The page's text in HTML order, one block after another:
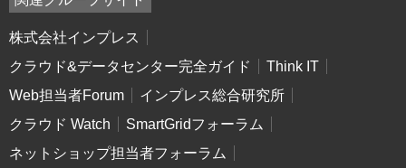
株式会社インプレス
クラウド&データセンター完全ガイド
Think IT
Web担当者Forum
インプレス総合研究所
クラウド Watch
SmartGridフォーラム
ネットショップ担当者フォーラム